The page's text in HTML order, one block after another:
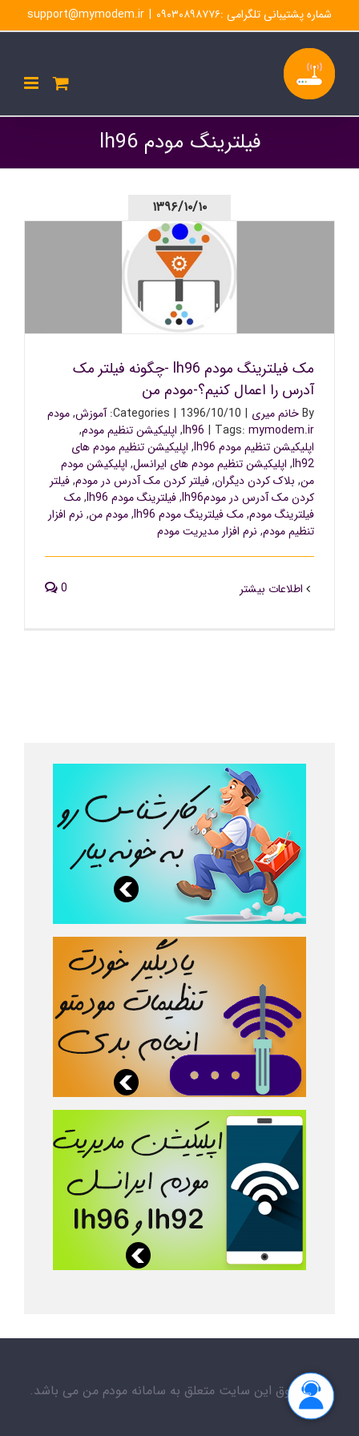
to
content
شماره پشتیبانی تلگرامی :۰۹۰۳۰۸۹۸۷۷۶ |
support@mymodem.ir
فیلترینگ مودم lh96
۱۳۹۶/۱۰/۱۰
مک فیلترینگ مودم lh96 -چگونه فیلتر مک آدرس را اعمال
کنیم؟-مودم من
مک فیلترینگ مودم lh96 -چگونه فیلتر مک
آدرس را اعمال کنیم؟-مودم من
Byخانم میری |
1396/10/10
|
Categories: آموزش,مودم
lh96 | Tags: mymodem.ir
, اپلیکیشن تنظیم مودم,
اپلیکیشن تنظیم مودم lh96
, اپلیکیشن تنظیم مودم های
lh92
, اپلیکیشن تنظیم مودم های ایرانسل, اپلیکیشن مودم
من, بلاک کردن دیگران,فیلتر کردن مک آدرس در مودم,فیلتر
کردن مک آدرس در مودمlh96
,فیلترینگ مودم lh96 ,مک
فیلترینگ مودم,مک فیلترینگ مودم lh96 ,مودم من, نرم افزار
تنظیم مودم, نرم افزار مدیریت مودم
اطلاعات بیشتر 0
کلیه حقوق این سایت متعلق به سامانه مودم من می باشد.